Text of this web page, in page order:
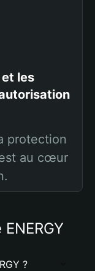
les
protection
au cœur
?